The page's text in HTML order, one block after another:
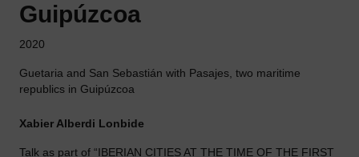
Guipúzcoa
2020
Guetaria and San Sebastián with Pasajes, two maritime
republics in Guipúzcoa
Xabier Alberdi Lonbide
Talk as part of “IBERIAN CITIES AT THE TIME OF THE FIRST